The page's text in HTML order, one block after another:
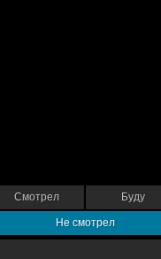
Смотрел Буду
Не смотрел